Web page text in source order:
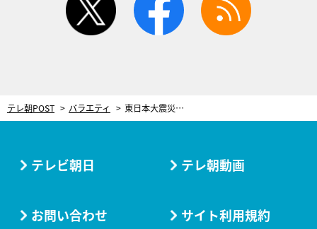
テレ朝POST バラエティ 東日本大震災から13年。サンドウィッチマンが『帰れマンデー』で地元・宮城へ
テレビ朝日 テレ朝動画
お問い合わせ サイト利用規約